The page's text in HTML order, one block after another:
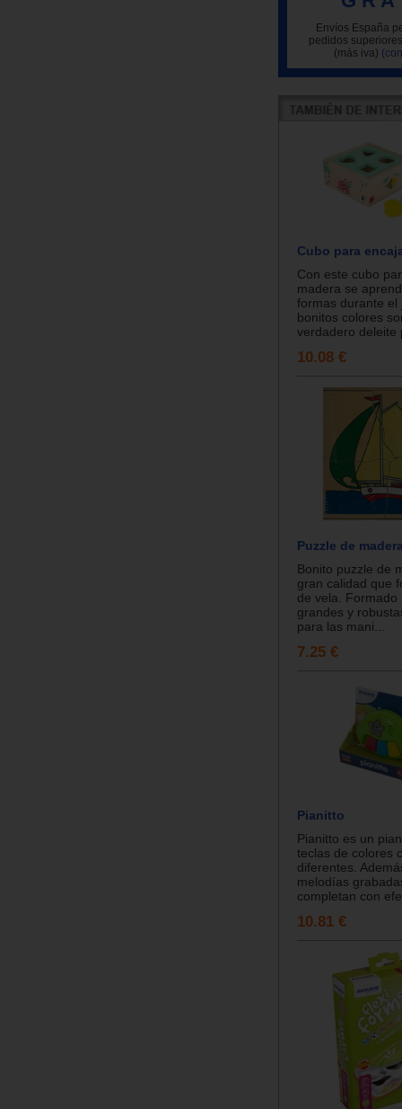
Envíos España
pedidos
(más iva)
Cubo para
Con este cubo
madera se
formas durante el
bonitos colores
verdadero deleite
10.08 €
Puzzle de
Bonito puzzle de
gran calidad que
de vela. Formado
grandes y
para las mani...
7.25 €
Pianitto
Pianitto es un
teclas de colores
diferentes.
melodías
completan con
10.81 €